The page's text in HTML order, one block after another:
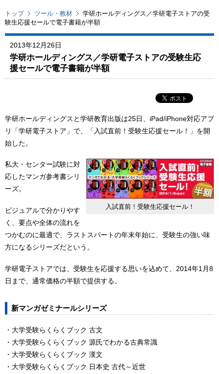
トップ ツール・教材
学研ホールディングス／学研電子ストアの受
験生応援セールで電子書籍が半額
2013年12月26日
学研ホールディングス／学研電子ストアの受験生応
援セールで電子書籍が半額
学研ホールディングスと学研教育出版は25日、iPad/iPhone対応アプ
リ「学研電子ストア」で、「入試直前！受験生応援セール！」を開
始した。
入試直前！受験生応援セール！
私大・センター試験に対
応したマンガ参考書シリ
ーズ。
ビジュアルで分かりやす
く、要点や全体の流れを
つかむのに最適で、ラストスパートの年末年始に、受験生の強い味
方になるシリーズだという。
学研電子ストアでは、受験生を応援する思いを込めて、2014年1月8
日まで、通常価格の半額で提供する。
新マンガゼミナールシリーズ
・大学受験らくらくブック 古文
・大学受験らくらくブック 源氏でわかる古典常識
・大学受験らくらくブック 漢文
・大学受験らくらくブック 日本史 古代～近世